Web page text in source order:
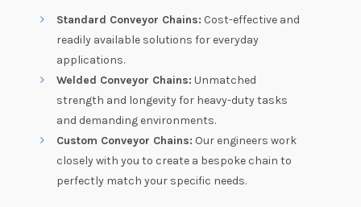
Standard Conveyor Chains: Cost-effective and
readily available solutions for everyday
applications.
Welded Conveyor Chains: Unmatched
strength and longevity for heavy-duty tasks
and demanding environments.
Custom Conveyor Chains: Our engineers work
closely with you to create a bespoke chain to
perfectly match your specific needs.